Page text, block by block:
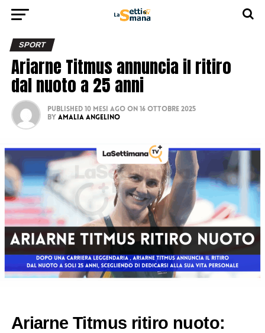
SPORT
Ariarne Titmus annuncia il ritiro
dal nuoto a 25 anni
Published 10 mesi ago on 16 Ottobre 2025
By Amalia Angelino
Ariarne Titmus ritiro nuoto: